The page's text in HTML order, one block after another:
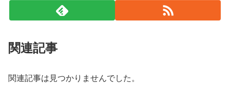
関連記事
関連記事は見つかりませんでした。